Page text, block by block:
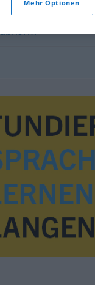
abnorm
Mehr Optionen